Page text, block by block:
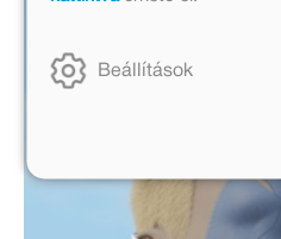
Beállítások